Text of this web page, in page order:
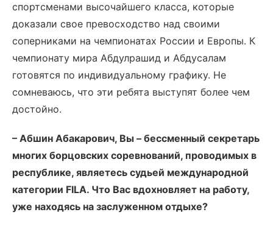
спортсменами высочайшего класса, которые
доказали свое превосходство над своими
соперниками на чемпионатах России и Европы. К
чемпионату мира Абдулрашид и Абдусалам
готовятся по индивидуальному графику. Не
сомневаюсь, что эти ребята выступят более чем
достойно.
– Абшин Абакарович, Вы – бессменный секретарь
многих борцовских соревнований, проводимых в
республике, являетесь судьей международной
категории FILA. Что Вас вдохновляет на работу,
уже находясь на заслуженном отдыхе?